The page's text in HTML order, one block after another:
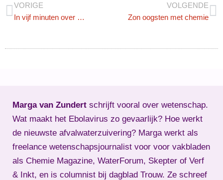
VORIGE
In vijf minuten over …
VOLGENDE
Zon oogsten met chemie
Marga van Zundert schrijft vooral over wetenschap.
Wat maakt het Ebolavirus zo gevaarlijk? Hoe werkt
de nieuwste afvalwaterzuivering? Marga werkt als
freelance wetenschapsjournalist voor voor vakbladen
als Chemie Magazine, WaterForum, Skepter of Verf
& Inkt, en is columnist bij dagblad Trouw. Ze schreef